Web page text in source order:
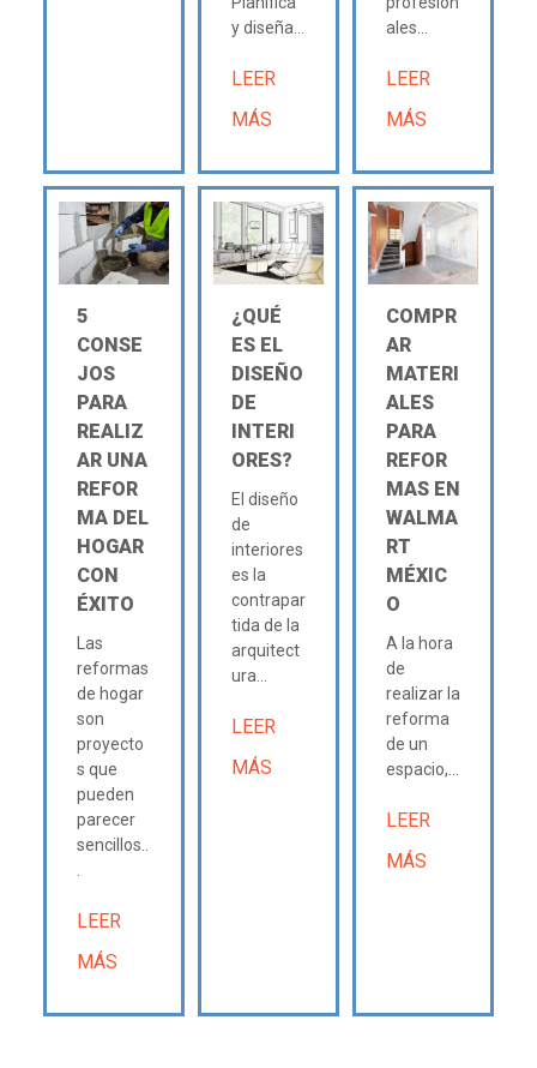
y diseña...
LEER
MÁS
ales...
LEER
MÁS
5
CONSE
JOS
PARA
REALIZ
AR UNA
REFOR
MA DEL
HOGAR
CON
ÉXITO
Las
reformas
de hogar
son
proyecto
s que
pueden
parecer
sencillos..
LEER
MÁS
¿QUÉ
ES EL
DISEÑO
DE
INTERI
ORES?
El diseño
de
interiores
es la
contrapar
tida de la
arquitect
ura...
LEER
MÁS
COMPR
AR
MATERI
ALES
PARA
REFOR
MAS EN
WALMA
RT
MÉXIC
O
A la hora
de
realizar la
reforma
de un
espacio,...
LEER
MÁS